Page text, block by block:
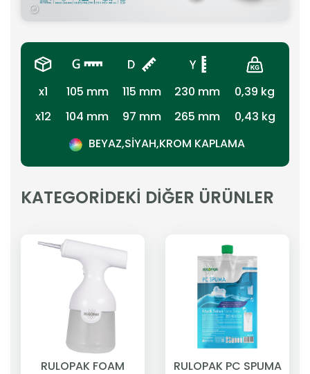
x1 105 mm 115 mm 230 mm
0,39 kg
x12
104 mm 97 mm 265 mm
0,43 kg
BEYAZ,SİYAH,KROM KAPLAMA
KATEGORİDEKİ DİĞER ÜRÜNLER
RULOPAK FOAM
RULOPAK PC SPUMA